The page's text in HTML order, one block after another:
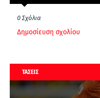
0 Σχόλια
Δημοσίευση σχολίου
ΤΑΣΕΙΣ